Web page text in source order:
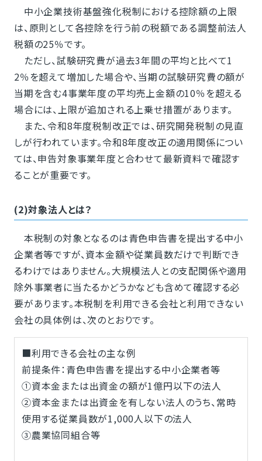
中小企業技術基盤強化税制における控除額の上限
は、原則として各控除を行う前の税額である調整前法人
税額の25％です。
ただし、試験研究費が過去3年間の平均と比べて1
2％を超えて増加した場合や、当期の試験研究費の額が
当期を含む4事業年度の平均売上金額の10％を超える
場合には、上限が追加される上乗せ措置があります。
また、令和8年度税制改正では、研究開発税制の見直
しが行われています。令和8年度改正の適用関係につい
ては、申告対象事業年度と合わせて最新資料で確認す
ることが重要です。
(2)対象法人とは？
本税制の対象となるのは青色申告書を提出する中小
企業者等ですが、資本金額や従業員数だけで判断でき
るわけではありません。大規模法人との支配関係や適用
除外事業者に当たるかどうかなども含めて確認する必
要があります。本税制を利用できる会社と利用できない
会社の具体例は、次のとおりです。
■利用できる会社の主な例
前提条件：青色申告書を提出する中小企業者等
①資本金または出資金の額が1億円以下の法人
②資本金または出資金を有しない法人のうち、常時
使用する従業員数が1,000人以下の法人
③農業協同組合等